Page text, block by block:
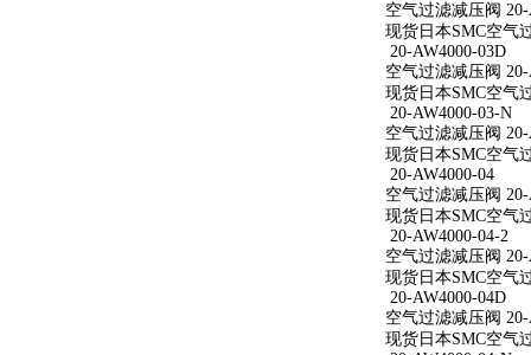
空气过滤减压阀 20-
现货日本SMC空气
20-AW4000-03D
空气过滤减压阀 20-
现货日本SMC空气
20-AW4000-03-N
空气过滤减压阀
现货日本SMC空气
20-AW4000-04
空气过滤减压阀 20-
现货日本SMC空气
20-AW4000-04-2
空气过滤减压阀 20-
现货日本SMC空气
20-AW4000-04D
空气过滤减压阀 20-
现货日本SMC空气